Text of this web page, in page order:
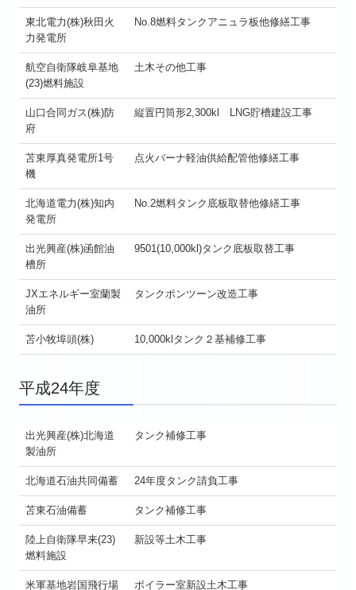
東北電力(株)秋田火
力発電所
No.8燃料タンクアニュラ板他修繕工事
航空自衛隊岐阜基地
(23)燃料施設
土木その他工事
山口合同ガス(株)防
府
縦置円筒形2,300kl LNG貯槽建設工事
苫東厚真発電所1号
機
点火バーナ軽油供給配管他修繕工事
北海道電力(株)知内
発電所
No.2燃料タンク底板取替他修繕工事
出光興産(株)函館油
槽所
9501(10,000kl)タンク底板取替工事
JXエネルギー室蘭製
油所
タンクポンツーン改造工事
苫小牧埠頭(株) 10,000klタンク２基補修工事
平成24年度
出光興産(株)北海道
製油所
タンク補修工事
北海道石油共同備蓄 24年度タンク請負工事
苫東石油備蓄 タンク補修工事
陸上自衛隊早来(23)
燃料施設
新設等土木工事
米軍基地岩国飛行場 ボイラー室新設土木工事